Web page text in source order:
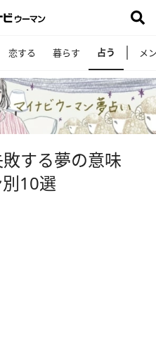
恋する 暮らす 占う メ
敗する夢の意味
10選